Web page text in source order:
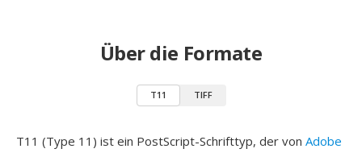
Über die Formate
T11 TIFF
T11 (Type 11) ist ein PostScript-Schrifttyp, der von Adobe